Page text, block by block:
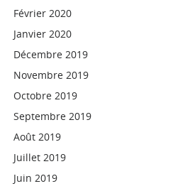
Février 2020
Janvier 2020
Décembre 2019
Novembre 2019
Octobre 2019
Septembre 2019
Août 2019
Juillet 2019
Juin 2019